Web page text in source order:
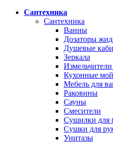
Сантехника
Сантехника
Ванны
Дозаторы
Душевые
Зеркала
Кухонные
Мебель для
Раковины
Сауны
Смесители
Сушилки для
Сушки для
Унитазы